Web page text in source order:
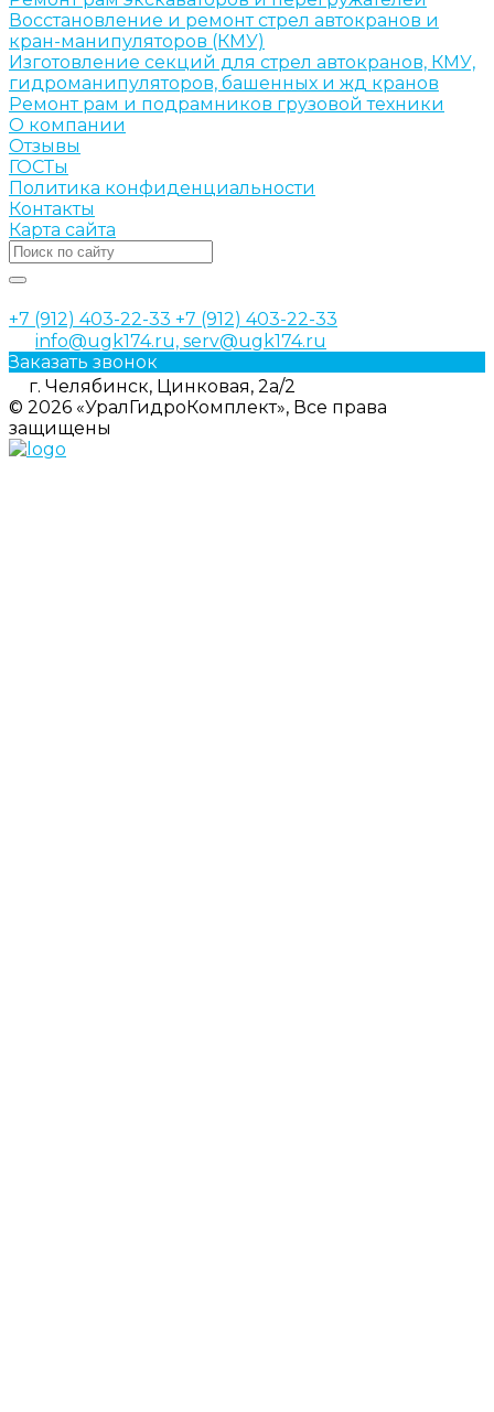
Восстановление и ремонт стрел автокранов и
кран-манипуляторов (КМУ)
Изготовление секций для стрел автокранов, КМУ,
гидроманипуляторов, башенных и жд кранов
Ремонт рам и подрамников грузовой техники
О компании
Отзывы
ГОСТы
Политика конфиденциальности
Контакты
Карта сайта
+7 (912) 403-22-33 +7 (912) 403-22-33
info@ugk174.ru, serv@ugk174.ru
Заказать звонок
г. Челябинск, Цинковая, 2а/2
© 2026 «УралГидроКомплект», Все права
защищены